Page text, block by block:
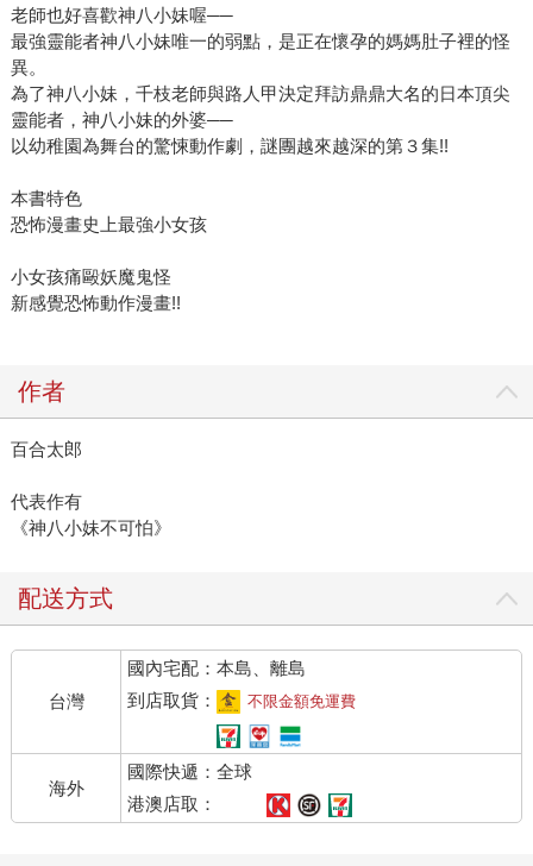
老師也好喜歡神八小妹喔──
最強靈能者神八小妹唯一的弱點，是正在懷孕的媽媽肚子裡的怪
異。
為了神八小妹，千枝老師與路人甲決定拜訪鼎鼎大名的日本頂尖
靈能者，神八小妹的外婆──
以幼稚園為舞台的驚悚動作劇，謎團越來越深的第３集!!
本書特色
恐怖漫畫史上最強小女孩
小女孩痛毆妖魔鬼怪
新感覺恐怖動作漫畫!!
作者
百合太郎
代表作有
《神八小妹不可怕》
配送方式
台灣
國內宅配：本島、離島
到店取貨：
不限金額免運費
海外
國際快遞：全球
港澳店取：